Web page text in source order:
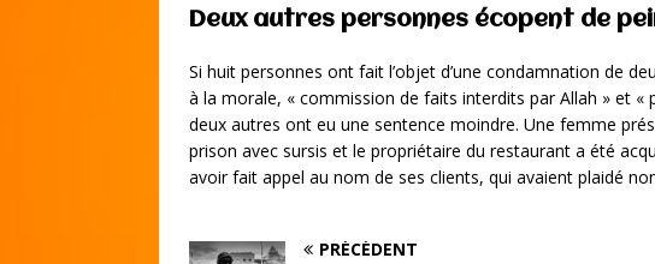
Deux autres personnes écopent de
Si huit personnes ont fait l’objet d’une condamnation de
à la morale, « commission de faits interdits par Allah » et «
deux autres ont eu une sentence moindre. Une femme
prison avec sursis et le propriétaire du restaurant a été
avoir fait appel au nom de ses clients, qui avaient plaidé
PRÉCÉDENT